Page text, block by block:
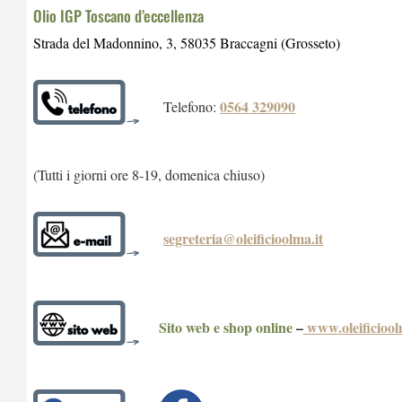
Olio IGP Toscano d’eccellenza
Strada del Madonnino, 3, 58035 Braccagni (Grosseto)
Telefono: 0564 329090
(Tutti i giorni ore 8-19, domenica chiuso)
segreteria@oleificioolma.it
Sito web e shop online–